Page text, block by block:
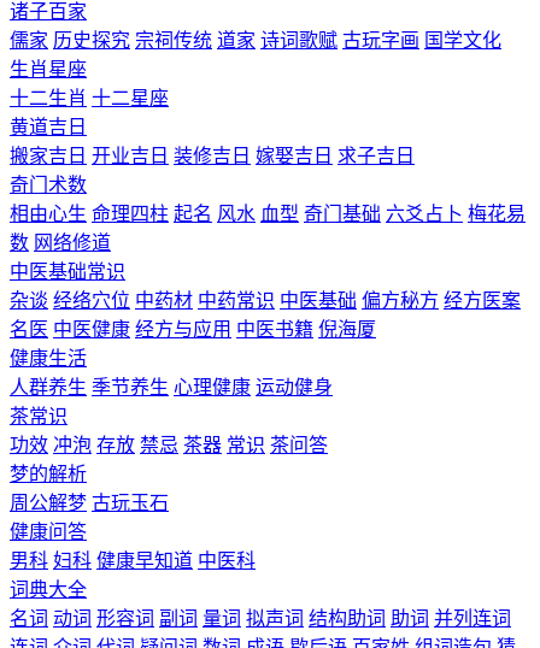
诸子百家
儒家 历史探究 宗祠传统 道家 诗词歌赋 古玩字画 国学文化
生肖星座
十二生肖 十二星座
黄道吉日
搬家吉日 开业吉日 装修吉日 嫁娶吉日 求子吉日
奇门术数
相由心生 命理四柱 起名 风水 血型 奇门基础 六爻占卜 梅花易
数 网络修道
中医基础常识
杂谈 经络穴位 中药材 中药常识 中医基础 偏方秘方 经方医案
名医 中医健康 经方与应用 中医书籍 倪海厦
健康生活
人群养生 季节养生 心理健康 运动健身
茶常识
功效 冲泡 存放 禁忌 茶器 常识 茶问答
梦的解析
周公解梦 古玩玉石
健康问答
男科 妇科 健康早知道 中医科
词典大全
名词 动词 形容词 副词 量词 拟声词 结构助词 助词 并列连词